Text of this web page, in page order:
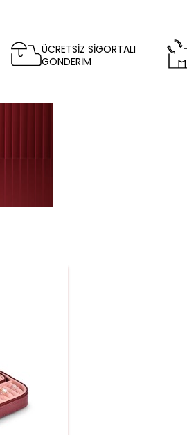
ÜCRETSİZ SİGORTALI
GÖNDERİM